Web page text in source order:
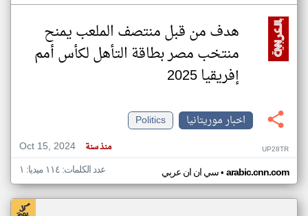
هدف من قبل منتصف الملعب يمنح
منتخب مصر بطاقة التأهل لكأس أمم
إفريقيا 2025
اخبار موريتانيا
Politics
Oct 15, 2024
منذ سنة UP28TR
سي ان ان عربي• arabic.cnn.com عدد الكلمات: ١١٤ ميديا: ١